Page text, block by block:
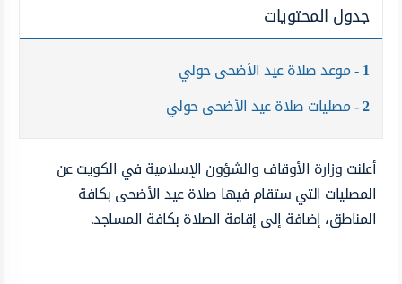
جدول المحتويات
1 موعد صلاة عيد الأضحى حولي
2 مصليات صلاة عيد الأضحى حولي
أعلنت وزارة الأوقاف والشؤون الإسلامية في الكويت عن
المصليات التي ستقام فيها صلاة عيد الأضحى بكافة
المناطق، إضافة إلى إقامة الصلاة بكافة المساجد.